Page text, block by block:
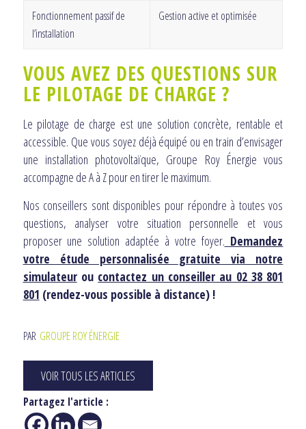
Fonctionnement passif de
l’installation
Gestion active et optimisée
VOUS AVEZ DES QUESTIONS SUR
LE PILOTAGE DE CHARGE ?
Le pilotage de charge est une solution concrète, rentable et
accessible. Que vous soyez déjà équipé ou en train d’envisager
une installation photovoltaïque, Groupe Roy Énergie vous
accompagne de A à Z pour en tirer le maximum.
Nos conseillers sont disponibles pour répondre à toutes vos
questions, analyser votre situation personnelle et vous
proposer une solution adaptée à votre foyer. Demandez
votre étude personnalisée gratuite via notre
simulateurou contactez un conseiller au 02 38 801
801 (rendez-vous possible à distance) !
PAR GROUPE ROY ÉNERGIE
VOIR TOUS LES ARTICLES
Partagez l'article :